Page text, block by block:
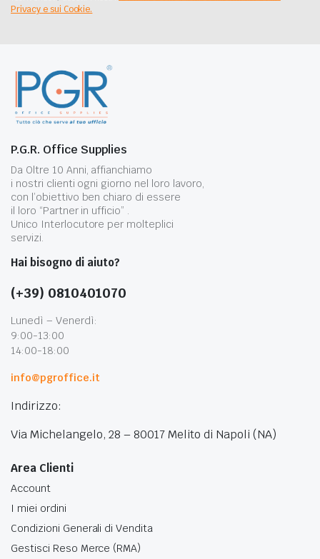
Privacy e sui Cookie.
P.G.R. Office Supplies
Da Oltre 10 Anni, affianchiamo
i nostri clienti ogni giorno nel loro lavoro,
con l’obiettivo ben chiaro di essere
il loro “Partner in ufficio” .
Unico Interlocutore per molteplici
servizi.
Hai bisogno di aiuto?
(+39) 0810401070
Lunedì – Venerdì:
9:00-13:00
14:00-18:00
info@pgroffice.it
Indirizzo:
Via Michelangelo, 28 – 80017 Melito di Napoli (NA)
Area Clienti
Account
I miei ordini
Condizioni Generali di Vendita
Gestisci Reso Merce (RMA)